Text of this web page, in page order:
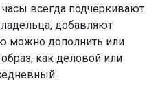
всегда подчеркивают
добавляют
можно дополнить или
как деловой или